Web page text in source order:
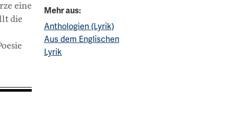
eine
die
Mehr aus:
Anthologien (Lyrik)
Aus dem Englischen
Lyrik